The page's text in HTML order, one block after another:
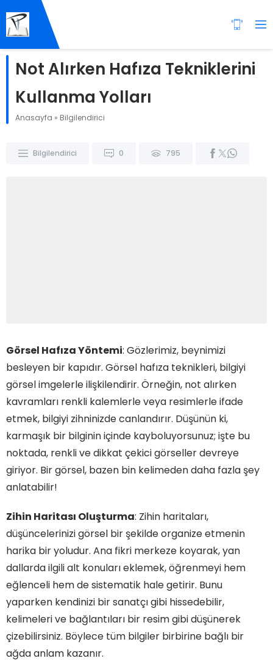
Not Alırken Hafıza Tekniklerini
Kullanma Yolları
Anasayfa » Bilgilendirici
Bilgilendirici 0 795
Görsel Hafıza Yöntemi: Gözlerimiz, beynimizi
besleyen bir kapıdır. Görsel hafıza teknikleri, bilgiyi
görsel imgelerle ilişkilendirir. Örneğin, not alırken
kavramları renkli kalemlerle veya resimlerle ifade
etmek, bilgiyi zihninizde canlandırır. Düşünün ki,
karmaşık bir bilginin içinde kayboluyorsunuz; işte bu
noktada, renkli ve dikkat çekici görseller devreye
giriyor. Bir görsel, bazen bin kelimeden daha fazla şey
anlatabilir!
Zihin Haritası Oluşturma: Zihin haritaları,
düşüncelerinizi görsel bir şekilde organize etmenin
harika bir yoludur. Ana fikri merkeze koyarak, yan
dallarda ilgili alt konuları eklemek, öğrenmeyi hem
eğlenceli hem de sistematik hale getirir. Bunu
yaparken kendinizi bir sanatçı gibi hissedebilir,
kelimeleri ve bağlantıları bir resim gibi düşünerek
çizebilirsiniz. Böylece tüm bilgiler birbirine bağlı bir
ağda anlam kazanır.